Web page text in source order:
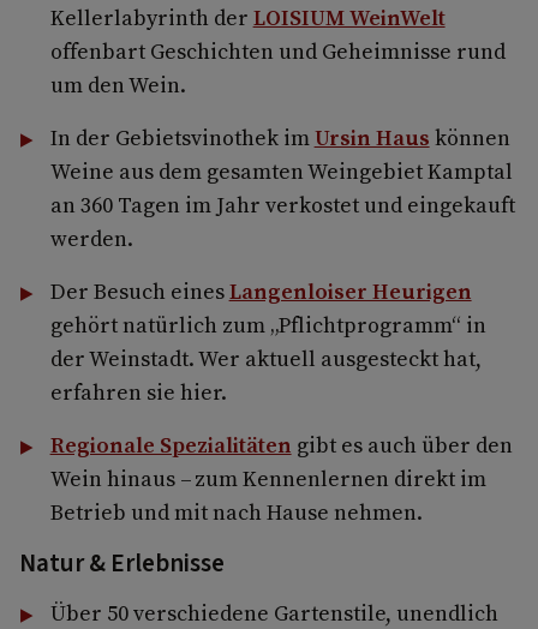
Kellerlabyrinth der LOISIUM WeinWelt
offenbart Geschichten und Geheimnisse rund
um den Wein.
In der Gebietsvinothek imUrsin Haus können
Weine aus dem gesamten Weingebiet Kamptal
an 360 Tagen im Jahr verkostet und eingekauft
werden.
Der Besuch einesLangenloiser Heurigen
gehört natürlich zum „Pflichtprogramm“ in
der Weinstadt. Wer aktuell ausgesteckt hat,
erfahren sie hier.
Regionale Spezialitäten gibt es auch über den
Wein hinaus – zum Kennenlernen direkt im
Betrieb und mit nach Hause nehmen.
Natur & Erlebnisse
Über 50 verschiedene Gartenstile, unendlich